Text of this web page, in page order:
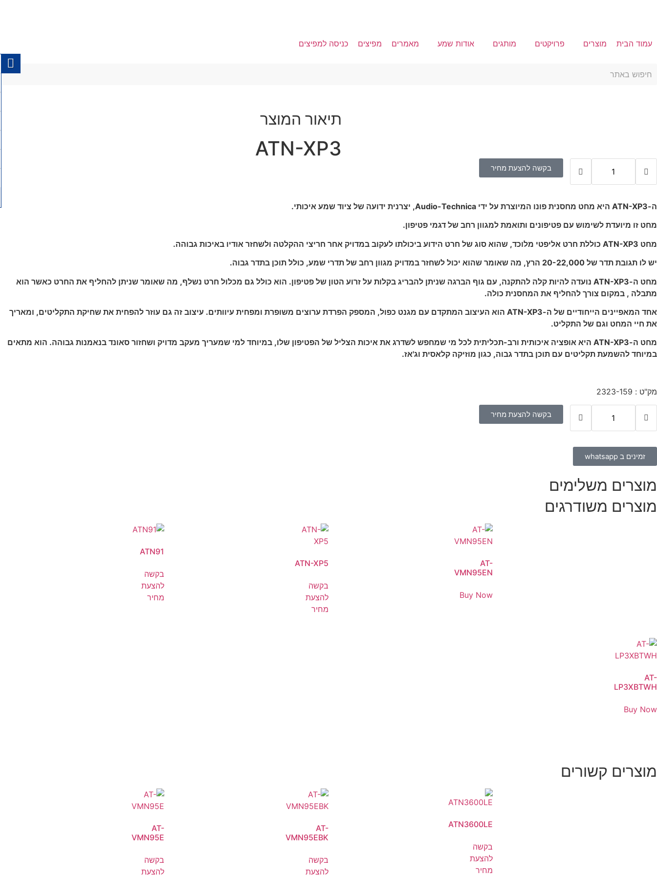
עמוד הבית מוצרים פרויקטים מותגים אודות שמע מאמרים מפיצים כניסה למפיצים
תיאור המוצר
ATN-XP3
בקשה להצעת מחיר
ה-ATN-XP3 היא מחט מחסנית פונו המיוצרת על ידי Audio-Technica, יצרנית ידועה של ציוד שמע איכותי.
מחט זו מיועדת לשימוש עם פטיפונים ותואמת למגוון רחב של דגמי פטיפון.
מחט ATN-XP3 כוללת חרט אליפטי מלוכד, שהוא סוג של חרט הידוע ביכולתו לעקוב במדויק אחר חריצי ההקלטה ולשחזר אודיו באיכות גבוהה.
יש לו תגובת תדר של 20-22,000 הרץ, מה שאומר שהוא יכול לשחזר במדויק מגוון רחב של תדרי שמע, כולל תוכן בתדר גבוה.
מחט ה-ATN-XP3 נועדה להיות קלה להתקנה, עם גוף הברגה שניתן להבריג בקלות על זרוע הטון של פטיפון. הוא כולל גם מכלול חרט נשלף, מה שאומר שניתן להחליף את החרט כאשר הוא
מתבלה , במקום צורך להחליף את המחסנית כולה.
אחד המאפיינים הייחודיים של ה-ATN-XP3 הוא העיצוב המתקדם עם מגנט כפול, המספק הפרדת ערוצים משופרת ומפחית עיוותים. עיצוב זה גם עוזר להפחית את שחיקת התקליטים, ומאריך
את חיי המחט וגם של התקליט.
מחט ה-ATN-XP3 היא אופציה איכותית ורב-תכליתית לכל מי שמחפש לשדרג את איכות הצליל של הפטיפון שלו, במיוחד למי שמעריך מעקב מדויק ושחזור סאונד בנאמנות גבוהה. הוא מתאים
במיוחד להשמעת תקליטים עם תוכן בתדר גבוה, כגון מוזיקה קלאסית וג'אז.
מק"ט : 2323-159
בקשה להצעת מחיר
זמינים ב whatsapp
מוצרים משלימים
מוצרים משודרגים
AT-
VMN95EN
Buy Now
ATN-XP5
בקשה
להצעת
מחיר
ATN91
בקשה
להצעת
מחיר
AT-
LP3XBTWH
Buy Now
מוצרים קשורים
ATN3600LE
בקשה
להצעת
מחיר
AT-
VMN95EBK
בקשה
להצעת
AT-
VMN95E
בקשה
להצעת